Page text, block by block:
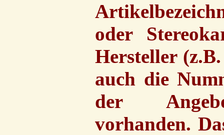
oder
Hersteller
auch die
der
vorhanden.